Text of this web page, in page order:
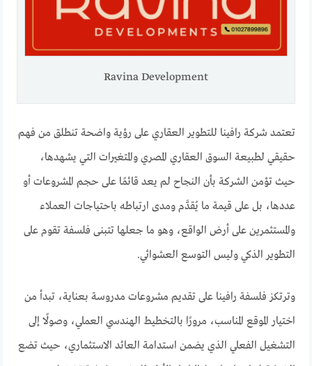
Ravina Development
تعتمد شركة رافينا للتطوير العقاري على رؤية واضحة تنطلق من فهم
حقيقي لطبيعة السوق العقاري المصري والمتغيرات التي يشهدها،
حيث تؤمن الشركة بأن النجاح لم يعد قائمًا على حجم المشروعات أو
عددها، بل على قيمة ما يُقدَّم ومدى ارتباطه باحتياجات العملاء
والمستثمرين على أرض الواقع، وهو ما جعلها تتبنى فلسفة تقوم على
التطوير الذكي وليس التوسع العشوائي.
وترتكز فلسفة رافينا على تقديم مشروعات مدروسة بعناية، تبدأ من
اختيار الموقع المناسب، مرورًا بالتخطيط الهندسي العملي، وصولًا إلى
التشغيل الفعلي الذي يضمن استدامة العائد الاستثماري، حيث تضع